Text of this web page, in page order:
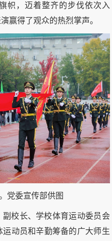
帜，迈着整齐的步伐依次入
赢得了观众的热烈掌声。
党委宣传部供图
校长、学校体育运动委员会
动员和辛勤筹备的广大师生